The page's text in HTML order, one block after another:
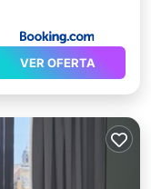
VER OFERTA